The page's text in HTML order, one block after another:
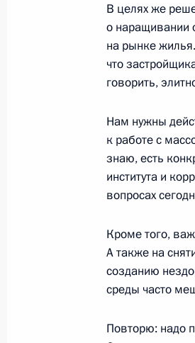
17 января
Начало
Павлом
17 января 2007
16 января
Начало
Торлоповым
16 января 2007
В целях же
о наращивании
на рынке
что
говорить,
Нам нужны
к работе с
знаю, есть
института и
вопросах
Кроме того,
А также на
созданию
среды часто
Повторю: надо